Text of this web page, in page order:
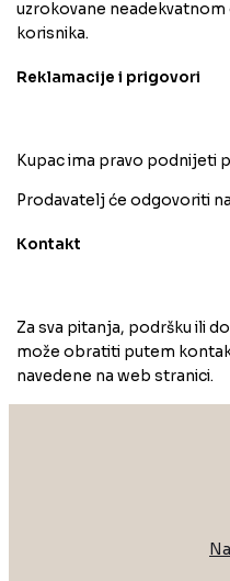
uzrokovane
korisnika.
Reklamacije i prigovori
Kupac ima pravo podnijeti
Prodavatelj će odgovoriti
Kontakt
Za sva pitanja, podršku ili
može obratiti putem
navedene na web stranici.